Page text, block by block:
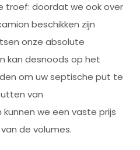
troef: doordat we ook over
beschikken zijn
onze absolute
kan desnoods op het
om uw septische put te
van
we een vaste prijs
de volumes.